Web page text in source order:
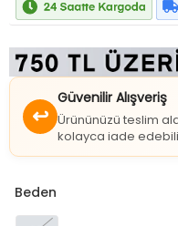
Güvenilir Alışveriş
Ürününüzü teslim
kolayca iade
ST